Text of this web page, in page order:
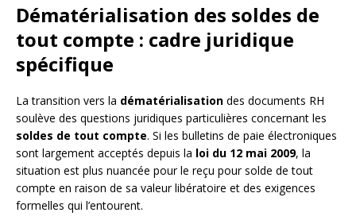
Dématérialisation des soldes de
tout compte : cadre juridique
spécifique
La transition vers la dématérialisation des documents RH
soulève des questions juridiques particulières concernant les
soldes de tout compte. Si les bulletins de paie électroniques
sont largement acceptés depuis la loi du 12 mai 2009, la
situation est plus nuancée pour le reçu pour solde de tout
compte en raison de sa valeur libératoire et des exigences
formelles qui l’entourent.